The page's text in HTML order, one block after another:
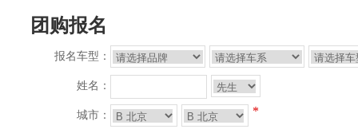
团购报名
报名车型：
姓名：
城市： *